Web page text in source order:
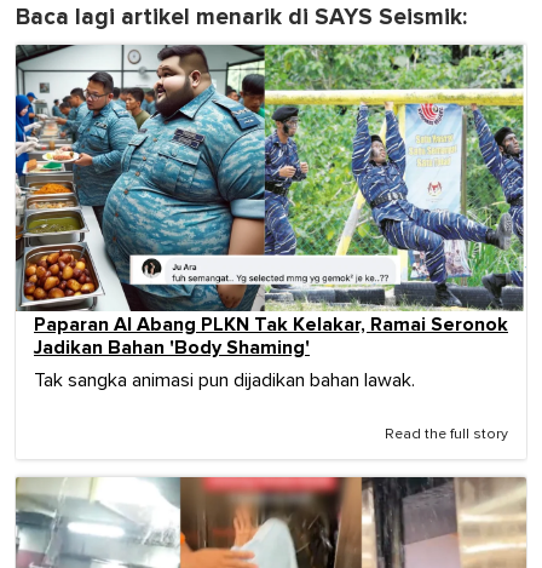
Baca lagi artikel menarik di SAYS Seismik:
Paparan AI Abang PLKN Tak Kelakar, Ramai Seronok
Jadikan Bahan 'Body Shaming'
Tak sangka animasi pun dijadikan bahan lawak.
Read the full story